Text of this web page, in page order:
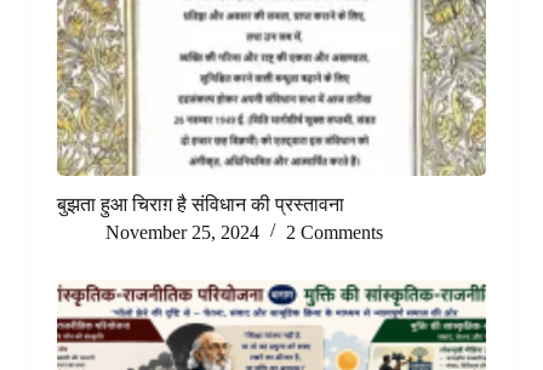
बुझता हुआ चिराग़ है संविधान की प्रस्तावना
November 25, 2024
2 Comments